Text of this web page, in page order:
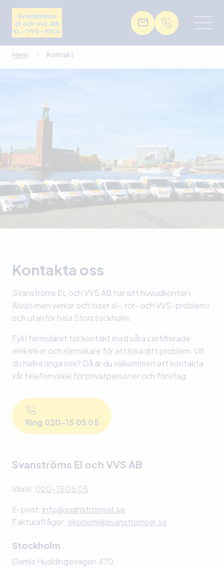
Hem Kontakt
Kontakta oss
Svanströms EL och VVS AB har sitt huvudkontor i
Älvsjö men verkar och löser el-, rör- och VVS-problem i
och utanför hela Storstockholm.
Fyll i formuläret för kontakt med våra certifierade
elektriker och rörmokare för att lösa ditt problem. Vill
du hellre ringa oss? Då är du välkommen att kontakta
vår telefonväxel för privatpersoner och företag.
Ring 020-15 05 05
Svanströms El och VVS AB
Växel: 020-15 05 05
E-post: info@svanstromsel.se
Fakturafrågor: ekonomi@svanstromsel.se
Stockholm
Gamla Huddingevägen 470,